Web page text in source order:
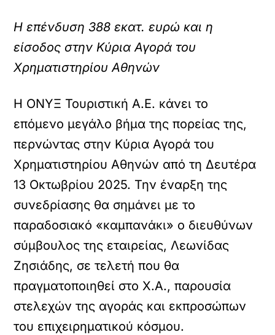
Η επένδυση 388 εκατ. ευρώ και η
είσοδος στην Κύρια Αγορά του
Χρηματιστηρίου Αθηνών
Η ΟΝΥΞ Τουριστική Α.Ε. κάνει το
επόμενο μεγάλο βήμα της πορείας της,
περνώντας στην Κύρια Αγορά του
Χρηματιστηρίου Αθηνών από τη Δευτέρα
13 Οκτωβρίου 2025. Την έναρξη της
συνεδρίασης θα σημάνει με το
παραδοσιακό «καμπανάκι» ο διευθύνων
σύμβουλος της εταιρείας, Λεωνίδας
Ζησιάδης, σε τελετή που θα
πραγματοποιηθεί στο Χ.Α., παρουσία
στελεχών της αγοράς και εκπροσώπων
του επιχειρηματικού κόσμου.